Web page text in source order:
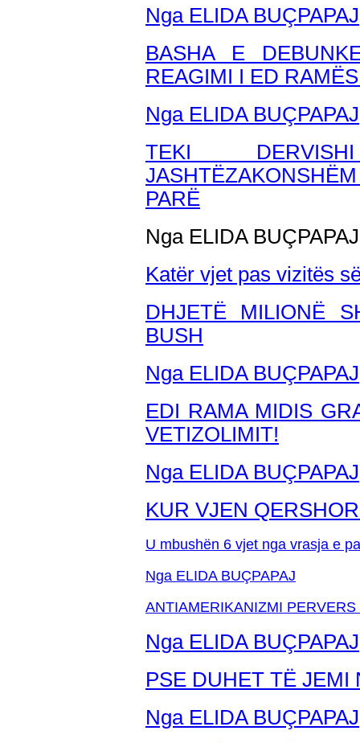
Nga ELIDA BUÇPAPAJ
BASHA E
REAGIMI I ED
Nga ELIDA BUÇPAPAJ
TEKI
PARË
Nga ELIDA BUÇPAPAJ
Katër vjet pas vizitës
DHJETË MILIONË
BUSH
Nga ELIDA BUÇPAPAJ
EDI RAMA MIDIS
VETIZOLIMIT!
Nga ELIDA BUÇPAPAJ
KUR VJEN
U mbushën 6 vjet nga vrasja e
Nga ELIDA BUÇPAPAJ
ANTIAMERIKANIZMI
Nga ELIDA BUÇPAPAJ
PSE DUHET TË JEMI
Nga ELIDA BUÇPAPAJ